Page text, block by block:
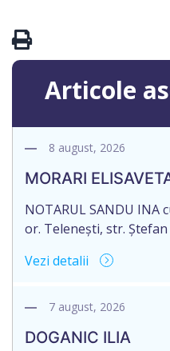
Articole
8 august, 2026
MORARI
NOTARUL SANDU INA
or. Telenești, str.
succesorale în urma
2005035073658,
Eliberarea certificatului
Vezi detalii
7 august, 2026
DOGANIC ILIA